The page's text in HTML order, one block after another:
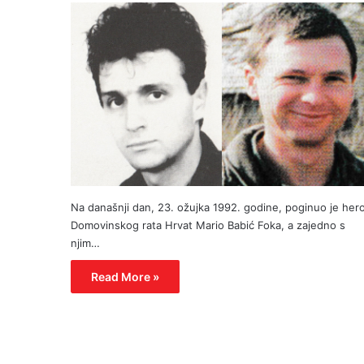
Na današnji dan, 23. ožujka 1992. godine, poginuo je
Domovinskog rata Hrvat Mario Babić Foka, a zajedno s
njim…
Read More »